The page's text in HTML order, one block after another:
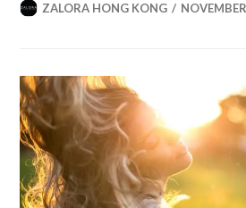
ZALORA HONG KONG